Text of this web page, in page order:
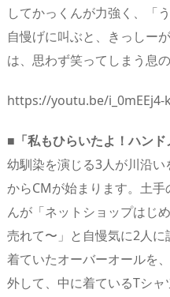
してかっくんが力強く、「
自慢げに叫ぶと、きっしー
は、思わず笑ってしまう息
https://youtu.be/i_0mEEj4-
■「私もひらいたよ！ハン
幼馴染を演じる3人が川沿
からCMが始まります。土
んが「ネットショップはじ
売れて〜」と自慢気に2人
着ていたオーバーオールを
外して、中に着ているTシ